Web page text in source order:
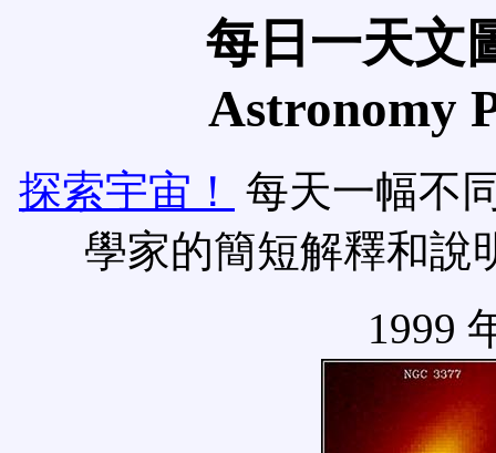
每日一天文
Astronomy
探索宇宙！
每天一幅不
學家的簡短解釋和說
1999